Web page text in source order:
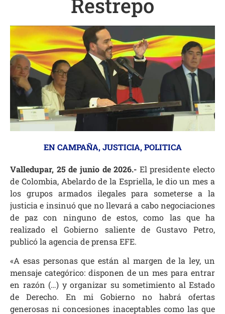
EN CAMPAÑA,JUSTICIA,POLITICA
Valledupar, 25 de junio de 2026.- El presidente electo
de Colombia, Abelardo de la Espriella, le dio un mes a
los grupos armados ilegales para someterse a la
justicia e insinuó que no llevará a cabo negociaciones
de paz con ninguno de estos, como las que ha
realizado el Gobierno saliente de Gustavo Petro,
publicó la agencia de prensa EFE.
«A esas personas que están al margen de la ley, un
mensaje categórico: disponen de un mes para entrar
en razón (…) y organizar su sometimiento al Estado
de Derecho. En mi Gobierno no habrá ofertas
generosas ni concesiones inaceptables como las que